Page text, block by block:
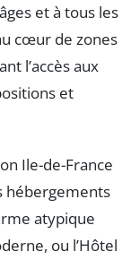
et à tous les
cœur de zones
l’accès aux
et
Ile-de-France
hébergements
atypique
ou l’Hôtel